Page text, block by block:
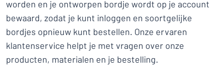
worden en je ontworpen bordje wordt op je account
bewaard, zodat je kunt inloggen en soortgelijke
bordjes opnieuw kunt bestellen. Onze ervaren
klantenservice helpt je met vragen over onze
producten, materialen en je bestelling.